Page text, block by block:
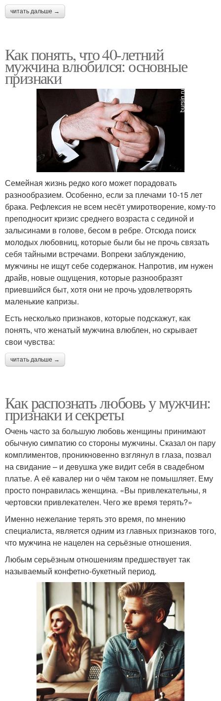
читать дальше →
Как понять, что 40-летний
мужчина влюбился: основные
признаки
Семейная жизнь редко кого может порадовать
разнообразием. Особенно, если за плечами 10-15 лет
брака. Рефлексия не всем несёт умиротворение, кому-то
преподносит кризис среднего возраста с сединой и
залысинами в голове, бесом в ребре. Отсюда поиск
молодых любовниц, которые были бы не прочь связать
себя тайными встречами. Вопреки заблуждению,
мужчины не ищут себе содержанок. Напротив, им нужен
драйв, новые ощущения, которые разнообразят
приевшийся быт, хотя они не прочь удовлетворять
маленькие капризы.
Есть несколько признаков, которые подскажут, как
понять, что женатый мужчина влюблен, но скрывает
свои чувства:
читать дальше →
Как распознать любовь у мужчин:
признаки и секреты
Очень часто за большую любовь женщины принимают
обычную симпатию со стороны мужчины. Сказал он пару
комплиментов, проникновенно взглянул в глаза, позвал
на свидание – и девушка уже видит себя в свадебном
платье. А её кавалер ни о чём таком не помышляет. Ему
просто понравилась женщина. «Вы привлекательны, я
чертовски привлекателен. Чего же время терять?»
Именно нежелание терять это время, по мнению
специалиста, является одним из главных признаков того,
что мужчина не нацелен на серьёзные отношения.
Любым серьёзным отношениям предшествует так
называемый конфетно-букетный период.